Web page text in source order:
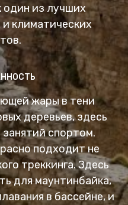
один из лучших
и климатических
жары в тени
деревьев, здесь
спортом.
подходит не
треккинга. Здесь
для маунтинбайка,
в бассейне, и